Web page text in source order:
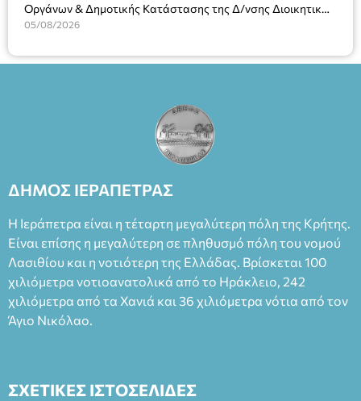
Φεδερίκο. Σκηνοθεσία: Βαγγέλης Θεοδωρόπουλος Είσοδος: :
Πλαστήρα), E&G Mini market (Δημοκρατίας 39 Ιεράπετρα)
(Είσοδος ΕΠΑ.Λ.) Έναρξη 21:15 Οργάνωση: ΚΝΩΣΟΣ
ΘΕΑΤΡΙΚΕΣ ΠΑΡΑΓΩΓΕΣ ΕΕ
Οργάνων & Δημοτικής Κατάστασης της Δ/νσης Διοικητικών
Υπηρεσιών για αποφάσεις, πιστοποιητικά, πράξεις και
(Ν. 5314/2026).»
05/08/2026
ΔΗΜΟΣ ΙΕΡΑΠΕΤΡΑΣ
Η Ιεράπετρα είναι η τέταρτη μεγαλύτερη πόλη της Κρήτης.
Είναι επίσης η μεγαλύτερη σε πληθυσμό πόλη του νομού
Λασιθίου και η νοτιότερη της Ελλάδας. Βρίσκεται 100
χιλιόμετρα νοτιοανατολικά από το Ηράκλειο, 242
χιλιόμετρα από τα Χανιά και 36 χιλιόμετρα νότια από τον
Άγιο Νικόλαο.
ΣΧΕΤΙΚΕΣ ΙΣΤΟΣΕΛΙΔΕΣ